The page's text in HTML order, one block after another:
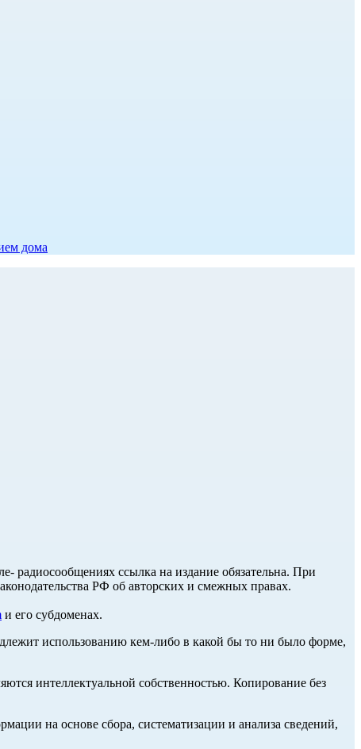
дома
радиосообщениях ссылка на издание обязательна. При
РФ об авторских и смежных правах.
и его субдоменах.
использованию кем-либо в какой бы то ни было форме,
интеллектуальной собственностью. Копирование без
на основе сбора, систематизации и анализа сведений,